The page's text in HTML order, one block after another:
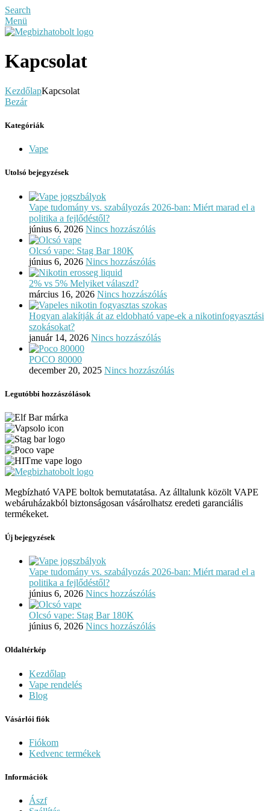
Search
Menü
Kapcsolat
KezdőlapKapcsolat
Bezár
Kategóriák
Vape
Utolsó bejegyzések
Vape tudomány vs. szabályozás 2026-ban: Miért marad el a
politika a fejlődéstől?
június 6, 2026 Nincs hozzászólás
Olcsó vape: Stag Bar 180K
június 6, 2026 Nincs hozzászólás
2% vs 5% Melyiket válaszd?
március 16, 2026 Nincs hozzászólás
Hogyan alakítják át az eldobható vape-ek a nikotinfogyasztási
szokásokat?
január 14, 2026 Nincs hozzászólás
POCO 80000
december 20, 2025 Nincs hozzászólás
Legutóbbi hozzászólások
Megbízható VAPE boltok bemutatatása. Az álltalunk közölt VAPE
webáruházakból biztonságosan vásárolhatsz eredeti garanciális
termékeket.
Új bejegyzések
Vape tudomány vs. szabályozás 2026-ban: Miért marad el a
politika a fejlődéstől?
június 6, 2026 Nincs hozzászólás
Olcsó vape: Stag Bar 180K
június 6, 2026 Nincs hozzászólás
Oldaltérkép
Kezdőlap
Vape rendelés
Blog
Vásárlói fiók
Fiókom
Kedvenc termékek
Információk
Ászf